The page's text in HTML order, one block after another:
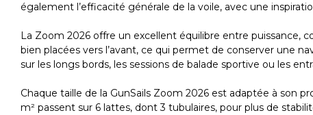
également l’efficacité générale de la voile, avec une
La Zoom 2026 offre un excellent équilibre entre puissance,
bien placées vers l’avant, ce qui permet de conserver une
sur les longs bords, les sessions de balade sportive ou les
Chaque taille de la GunSails Zoom 2026 est adaptée à son
m² passent sur 6 lattes, dont 3 tubulaires, pour plus de